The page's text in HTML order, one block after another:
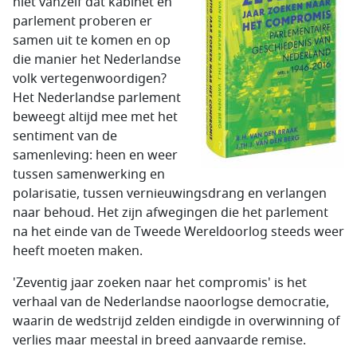
parlement proberen er
samen uit te komen en op
die manier het Nederlandse
volk vertegenwoordigen?
Het Nederlandse parlement
beweegt altijd mee met het
sentiment van de
samenleving: heen en weer
tussen samenwerking en
polarisatie, tussen vernieuwingsdrang en verlangen
naar behoud. Het zijn afwegingen die het parlement
na het einde van de Tweede Wereldoorlog steeds weer
heeft moeten maken.
'Zeventig jaar zoeken naar het compromis' is het
verhaal van de Nederlandse naoorlogse democratie,
waarin de wedstrijd zelden eindigde in overwinning of
verlies maar meestal in breed aanvaarde remise.